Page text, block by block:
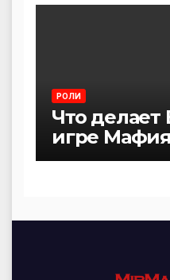
РОЛИ
Что делает
игре